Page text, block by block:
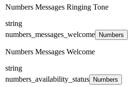
Numbers Messages Ringing Tone
string
numbers_messages_welcome
Numbers
Numbers Messages Welcome
string
numbers_availability_status
Numbers